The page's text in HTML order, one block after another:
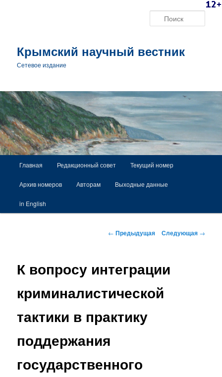
Крымский научный вестник
Сетевое издание
Перейти к основному содержимому
Главная Редакционный совет Текущий номер
Архив номеров Авторам Выходные данные
in English
Навигация по записям
← Предыдущая Следующая →
К вопросу интеграции
криминалистической
тактики в практику
поддержания
государственного